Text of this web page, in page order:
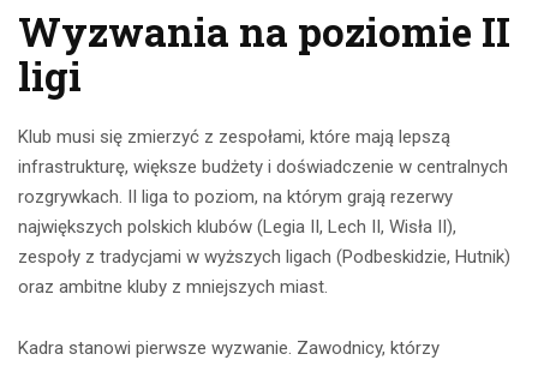
Wyzwania na poziomie II
ligi
Klub musi się zmierzyć z zespołami, które mają lepszą
infrastrukturę, większe budżety i doświadczenie w centralnych
rozgrywkach. II liga to poziom, na którym grają rezerwy
największych polskich klubów (Legia II, Lech II, Wisła II),
zespoły z tradycjami w wyższych ligach (Podbeskidzie, Hutnik)
oraz ambitne kluby z mniejszych miast.
Kadra stanowi pierwsze wyzwanie. Zawodnicy, którzy